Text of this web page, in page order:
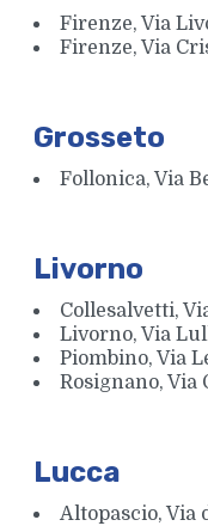
Firenze, Via
Firenze, Via
Grosseto
Follonica, Via
Livorno
Collesalvetti,
Livorno, Via
Piombino, Via
Rosignano, Via
Lucca
Altopascio, Via